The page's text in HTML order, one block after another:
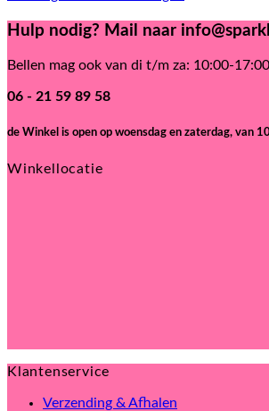
Hulp nodig? Mail naar
Bellen mag ook van di t/m za: 10:00-17:00
06 - 21 59 89 58
de Winkel is open op woensdag en zaterdag, van
Winkellocatie
Klantenservice
Verzending & Afhalen